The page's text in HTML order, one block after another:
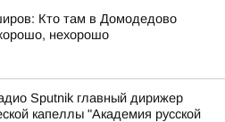
Кто там в Домодедово
нехорошо
Sputnik главный дирижер
капеллы "Академия русской